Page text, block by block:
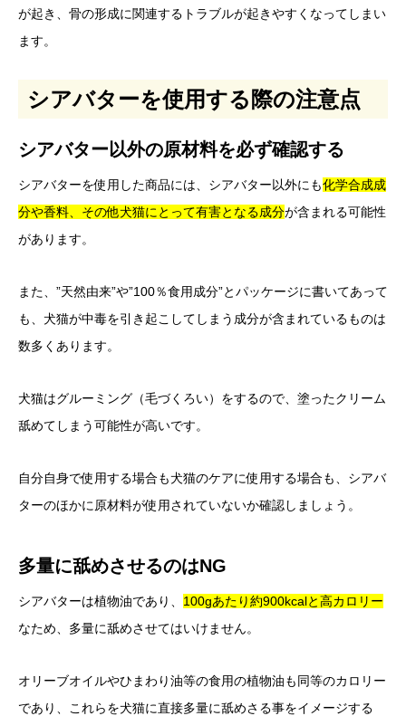
が起き、骨の形成に関連するトラブルが起きやすくなってしまい
ます。
シアバターを使用する際の注意点
シアバター以外の原材料を必ず確認する
シアバターを使用した商品には、シアバター以外にも化学合成成
分や香料、その他犬猫にとって有害となる成分が含まれる可能性
があります。
また、”天然由来”や”100％食用成分”とパッケージに書いてあって
も、犬猫が中毒を引き起こしてしまう成分が含まれているものは
数多くあります。
犬猫はグルーミング（毛づくろい）をするので、塗ったクリーム
舐めてしまう可能性が高いです。
自分自身で使用する場合も犬猫のケアに使用する場合も、シアバ
ターのほかに原材料が使用されていないか確認しましょう。
多量に舐めさせるのはNG
シアバターは植物油であり、 100gあたり約900kcalと高カロリー
なため、多量に舐めさせてはいけません。
オリーブオイルやひまわり油等の食用の植物油も同等のカロリー
であり、これらを犬猫に直接多量に舐めさる事をイメージする